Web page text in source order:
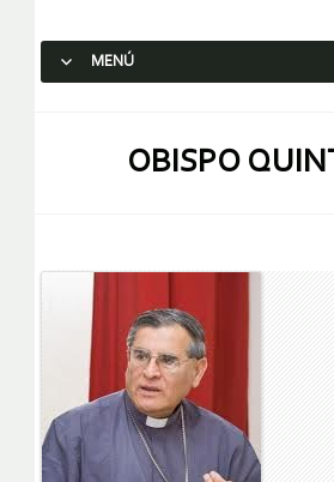
MENÚ
OBISPO